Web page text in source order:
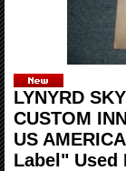
LYNYRD
CUSTOM
US
Label" Used